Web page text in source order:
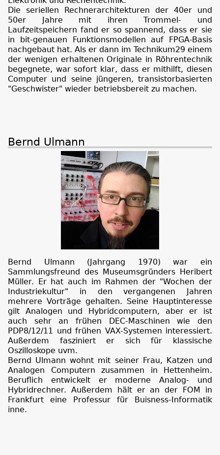
Die seriellen Rechnerarchitekturen der 40er und
50er Jahre mit ihren Trommel- und
Laufzeitspeichern fand er so spannend, dass er sie
in bit-genauen Funktionsmodellen auf FPGA-Basis
nachgebaut hat. Als er dann im Technikum29 einem
der wenigen erhaltenen Originale in Röhrentechnik
begegnete, war sofort klar, dass er mithilft, diesen
Computer und seine jüngeren, transistorbasierten
"Geschwister" wieder betriebsbereit zu machen.
Bernd Ulmann
Bernd Ulmann (Jahrgang 1970) war ein
Sammlungsfreund des Museumsgründers Heribert
Müller. Er hat auch im Rahmen der "Wochen der
Industriekultur" in den vergangenen Jahren
mehrere Vorträge gehalten. Seine Hauptinteresse
gilt Analogen und Hybridcomputern, aber er ist
auch sehr an frühen DEC-Maschinen wie den
PDP8/12/11 und frühen VAX-Systemen interessiert.
Außerdem fasziniert er sich für klassische
Oszilloskope uvm.
Bernd Ulmann wohnt mit seiner Frau, Katzen und
Analogen Computern zusammen in Hettenheim.
Beruflich entwickelt er moderne Analog- und
Hybridrechner. Außerdem hält er an der FOM in
Frankfurt eine Professur für Buisness-Informatik
inne.